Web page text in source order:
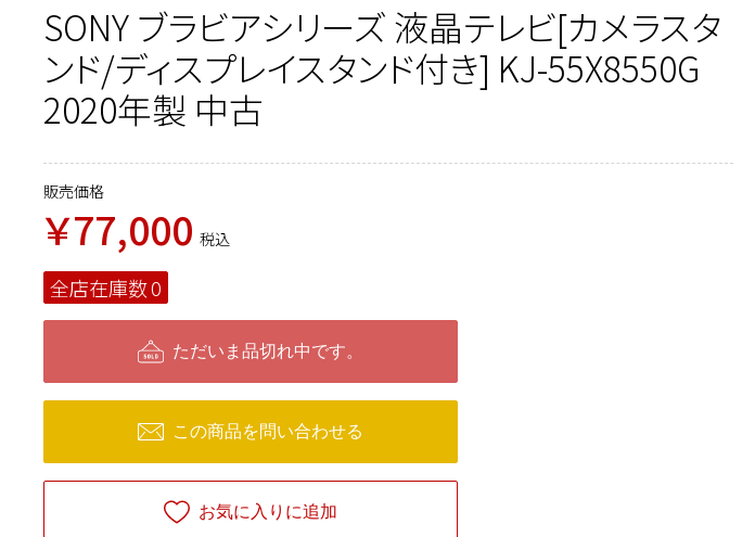
SONY ブラビアシリーズ 液晶テレビ[カメラスタ
ンド/ディスプレイスタンド付き] KJ-55X8550G
2020年製 中古
販売価格
￥77,000 税込
全店在庫数0
ただいま品切れ中です。
この商品を問い合わせる
お気に入りに追加